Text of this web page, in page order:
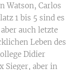
Watson, Carlos
1 bis 5 sind es
auch letzte
Leben des
Didier
Sieger, aber in